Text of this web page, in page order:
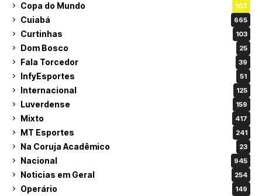
Copa do Mundo 107
Cuiabá 665
Curtinhas 103
Dom Bosco 25
Fala Torcedor 39
InfyEsportes 51
Internacional 125
Luverdense 159
Mixto 417
MT Esportes 241
Na Coruja Acadêmico 23
Nacional 945
Noticias em Geral 254
Operário 149